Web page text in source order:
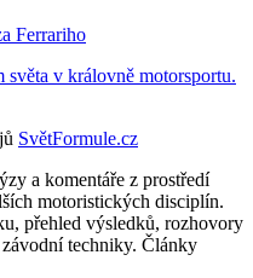
Ferrariho
světa v královně motorsportu.
SvětFormule.cz
a komentáře z prostředí
motoristických disciplín.
přehled výsledků, rozhovory
techniky. Články